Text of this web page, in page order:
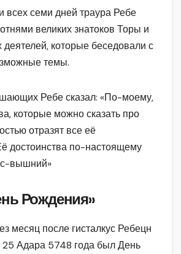
всех семи дней траура Ребе
великих знатоков Торы и
которые беседовали с
темы.
Ребе сказал: «По-моему,
которые можно сказать про
отразят все её
достоинства по-настоящему
вышний»
Рождения»
месяц после гисталкус Ребецн
25 Адара 5748 года был День